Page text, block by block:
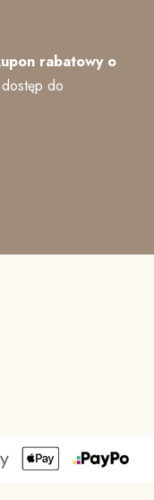
rabatowy o
dostęp do